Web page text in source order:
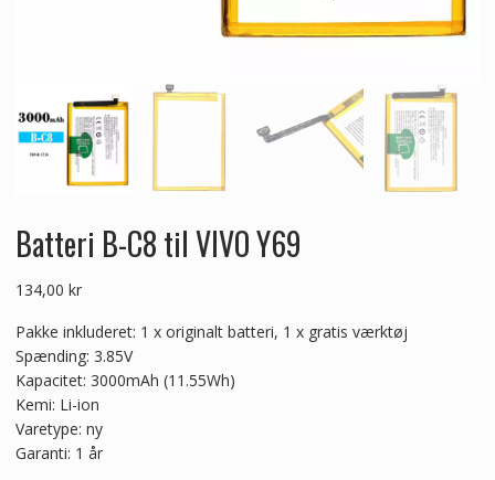
Batteri B-C8 til VIVO Y69
134,00 kr
Pakke inkluderet: 1 x originalt batteri, 1 x gratis værktøj
Spænding: 3.85V
Kapacitet: 3000mAh (11.55Wh)
Kemi: Li-ion
Varetype: ny
Garanti: 1 år